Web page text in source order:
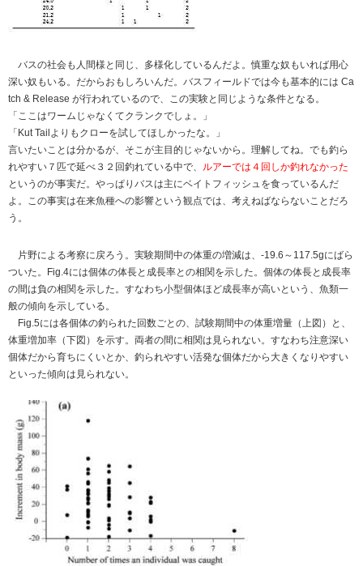
バスの社会も人間様と同じ、多様化しているんだよ。慎重な奴もいれば用心
深い奴もいる。だからおもしろいんだ。バスフィールドでは今も基本的には Ca
tch & Release が行われているので、この実験と同じような条件となる。
「ここはワームじゃなくてクランクでしょ。」
「Kut Tailよりもクローを試してほしかったな。」
言いたいことは分かるが、そこが主目的じゃないから。理解してね。でも釣ら
れやすい７匹で延べ３２回釣れている中で、 ルアーでは４回しか釣れなかった
というのが事実だ。やっぱりバスは主にベイトフィッシュを食っているんだ
よ。この事実は在来魚種への影響という観点では、考えねばならないことだろ
う。
片野による考察に戻ろう。実験期間中の体重の増減は、-19.6～117.5gにばら
ついた。Fig.4には個体の体長と成長率との相関を示した。個体の体長と成長率
の間は負の相関を示した。すなわち小型個体ほど成長率が高いという、魚類一
般の傾向を示している。
Fig.5には各個体の釣られた回数ごとの、試験期間中の体重増量（上図）と、
体重増加率（下図）を示す。両者の間に相関は見られない。すなわち注意深い
個体だから育ちにくいとか、釣られやすい活発な個体だから大きくなりやすい
といった傾向は見られない。